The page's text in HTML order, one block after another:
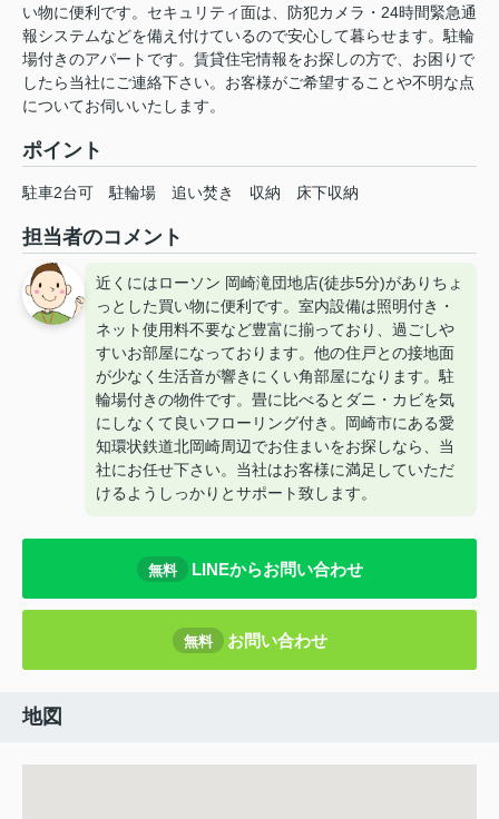
い物に便利です。セキュリティ面は、防犯カメラ・24時間緊急通
報システムなどを備え付けているので安心して暮らせます。駐輪
場付きのアパートです。賃貸住宅情報をお探しの方で、お困りで
したら当社にご連絡下さい。お客様がご希望することや不明な点
についてお伺いいたします。
ポイント
駐車2台可 駐輪場 追い焚き 収納 床下収納
担当者のコメント
近くにはローソン 岡崎滝団地店(徒歩5分)がありちょ
っとした買い物に便利です。室内設備は照明付き・
ネット使用料不要など豊富に揃っており、過ごしや
すいお部屋になっております。他の住戸との接地面
が少なく生活音が響きにくい角部屋になります。駐
輪場付きの物件です。畳に比べるとダニ・カビを気
にしなくて良いフローリング付き。岡崎市にある愛
知環状鉄道北岡崎周辺でお住まいをお探しなら、当
社にお任せ下さい。当社はお客様に満足していただ
けるようしっかりとサポート致します。
無料 LINEからお問い合わせ
無料 お問い合わせ
地図